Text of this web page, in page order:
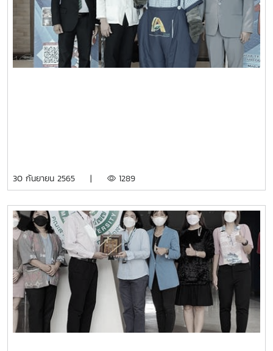
30 กันยายน 2565 | 1289